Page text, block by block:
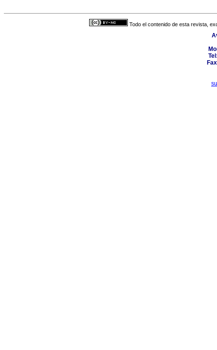
Todo el contenido de esta revista,